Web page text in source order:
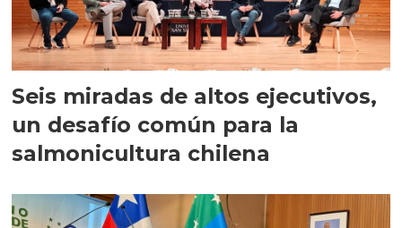
Seis miradas de altos ejecutivos,
un desafío común para la
salmonicultura chilena